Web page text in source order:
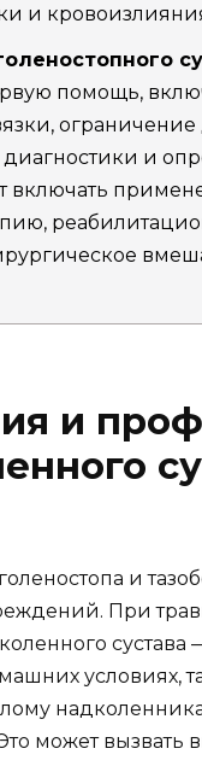
и
помощь,
диагностики и
включать
и
и
При
условиях,
может вызвать